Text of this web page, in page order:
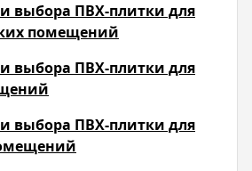
выбора ПВХ-плитки для
помещений
выбора ПВХ-плитки для
выбора ПВХ-плитки для